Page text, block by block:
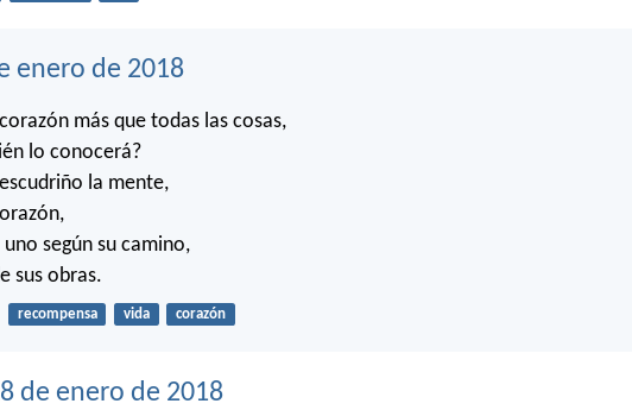
enero de 2018
más que todas las cosas,
lo conocerá?
la mente,
según su camino,
sus obras.
recompensa vida corazón
de enero de 2018